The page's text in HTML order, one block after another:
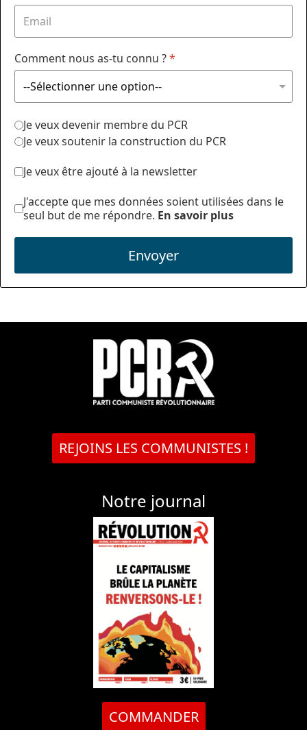
Comment nous as-tu connu ?*
Je veux devenir membre du PCR
Je veux soutenir la construction du PCR
Je veux être ajouté à la newsletter
J'accepte que mes données soient utilisées dans le
seul but de me répondre. En savoir plus
Envoyer
REJOINS LES COMMUNISTES !
Notre journal
COMMANDER